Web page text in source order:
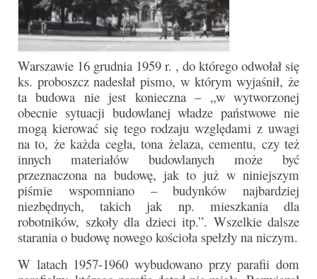
Warszawie 16 grudnia 1959 r. , do którego odwołał się
ks. proboszcz nadesłał pismo, w którym wyjaśnił, że
ta budowa nie jest konieczna – „w wytworzonej
obecnie sytuacji budowlanej władze państwowe nie
mogą kierować się tego rodzaju względami z uwagi
na to, że każda cegła, tona żelaza, cementu, czy też
innych materiałów budowlanych może być
przeznaczona na budowę, jak to już w niniejszym
piśmie wspomniano – budynków najbardziej
niezbędnych, takich jak np. mieszkania dla
robotników, szkoły dla dzieci itp.”. Wszelkie dalsze
starania o budowę nowego kościoła spełzły na niczym.
W latach 1957-1960 wybudowano przy parafii dom